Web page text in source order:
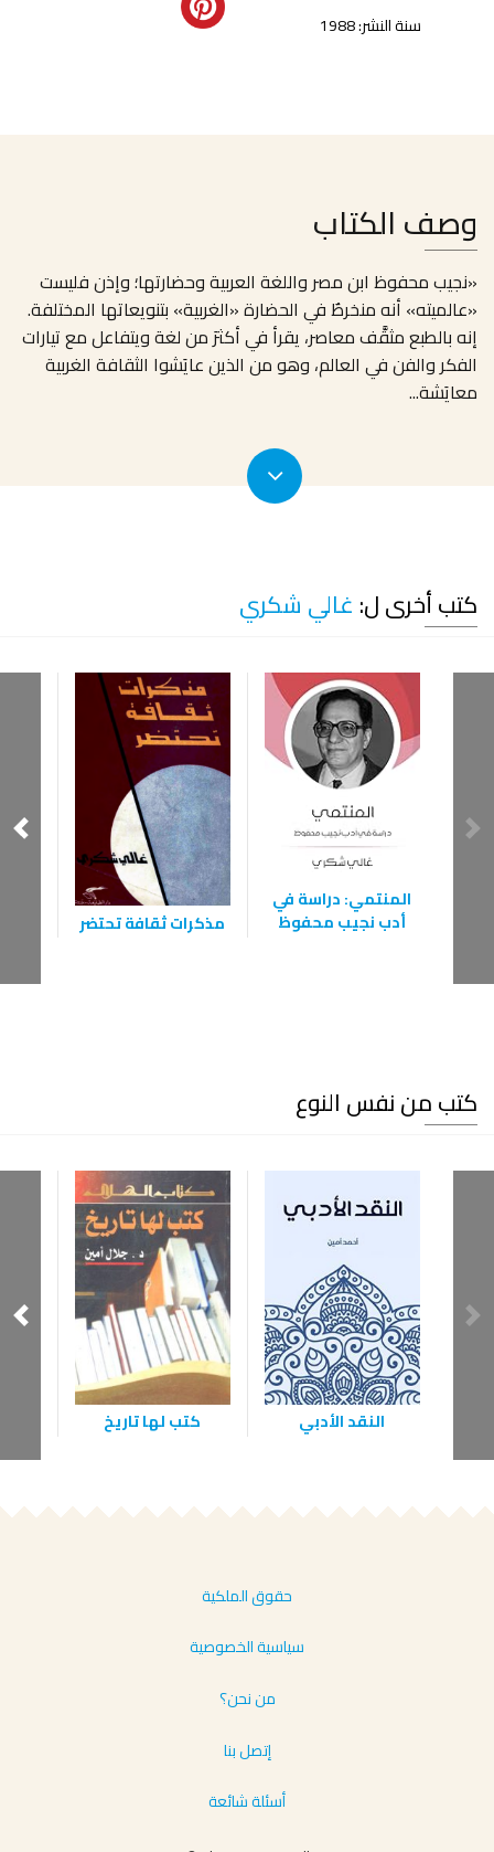
سنة النشر: 1988
وصف الكتاب
«نجيب محفوظ ابن مصر واللغة العربية وحضارتها؛ وإذن فليست
«عالميته» أنه منخرطٌ في الحضارة «الغربية» بتنويعاتها المختلفة.
إنه بالطبع مثقَّف معاصر، يقرأ في أكثرَ من لغة ويتفاعل مع تيارات
الفكر والفن في العالم، وهو من الذين عايَشوا الثقافة الغربية
معايَشة...
كتب أخرى ل: غالي شكري
المنتمي: دراسة في
أدب نجيب محفوظ
مذكرات ثقافة تحتضر
كتب من نفس النوع
النقد الأدبي كتب لها تاريخ
حقوق الملكية
سياسية الخصوصية
من نحن؟
إتصل بنا
أسئلة شائعة